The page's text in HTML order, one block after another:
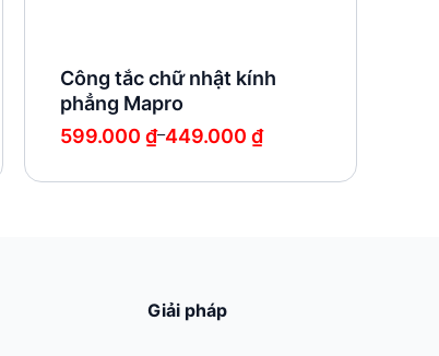
Công tắc chữ nhật kính
phẳng Mapro
449.000₫
–
599.000₫
Khoảng
giá:
449.000 ₫
Giải pháp